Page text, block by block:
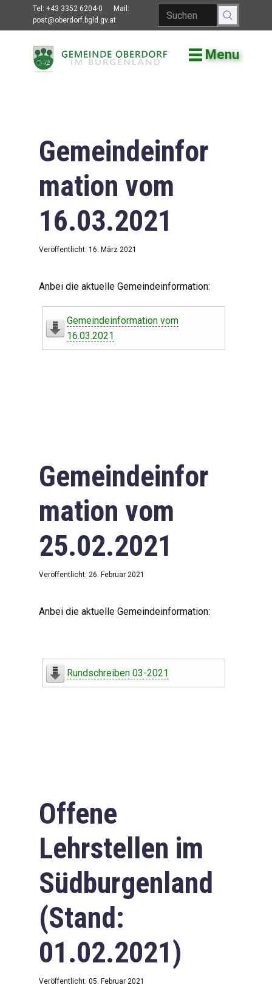
Tel: +43 3352 6204-0
Mail:
post@oberdorf.bgld.gv.at
Menu
Willkommen
Gemeindeamt
Gemeinderat
Bildung
Vereine
Leben in Oberdorf
Downloads
Impressum
Datenschutzerklärung
Gemeindeinfor
mation vom
16.03.2021
Veröffentlicht: 16. März 2021
Anbei die aktuelle Gemeindeinformation:
Gemeindeinformation vom
16.03.2021
Gemeindeinfor
mation vom
25.02.2021
Veröffentlicht: 26. Februar 2021
Anbei die aktuelle Gemeindeinformation:
Rundschreiben 03-2021
Offene
Lehrstellen im
Südburgenland
(Stand:
01.02.2021)
Veröffentlicht: 05. Februar 2021